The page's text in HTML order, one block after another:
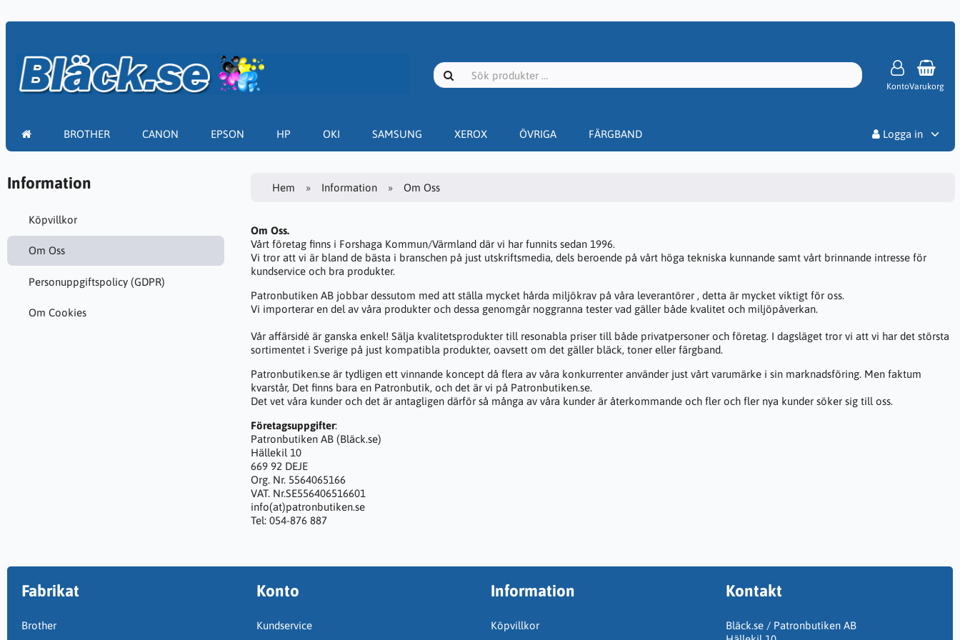
KontoVarukorg
BROTHER CANON EPSON HP OKI SAMSUNG XEROX ÖVRIGA FÄRGBAND
Logga in
Information
Köpvillkor
Om Oss
Personuppgiftspolicy (GDPR)
Om Cookies
Hem Information Om Oss
Om Oss.
Vårt företag finns i Forshaga Kommun/Värmland där vi har funnits sedan 1996.
Vi tror att vi är bland de bästa i branschen på just utskriftsmedia, dels beroende på vårt höga tekniska kunnande samt vårt brinnande intresse för
kundservice och bra produkter.
Patronbutiken AB jobbar dessutom med att ställa mycket hårda miljökrav på våra leverantörer , detta är mycket viktigt för oss.
Vi importerar en del av våra produkter och dessa genomgår noggranna tester vad gäller både kvalitet och miljöpåverkan.
Vår affärsidé är ganska enkel! Sälja kvalitetsprodukter till resonabla priser till både privatpersoner och företag. I dagsläget tror vi att vi har det största
sortimentet i Sverige på just kompatibla produkter, oavsett om det gäller bläck, toner eller färgband.
Patronbutiken.se är tydligen ett vinnande koncept då flera av våra konkurrenter använder just vårt varumärke i sin marknadsföring. Men faktum
kvarstår, Det finns bara en Patronbutik, och det är vi på Patronbutiken.se.
Det vet våra kunder och det är antagligen därför så många av våra kunder är återkommande och fler och fler nya kunder söker sig till oss.
Företagsuppgifter:
Patronbutiken AB (Bläck.se)
Hällekil 10
669 92 DEJE
Org. Nr. 5564065166
VAT. Nr.SE556406516601
info(at)patronbutiken.se
Tel: 054-876 887
Fabrikat
Brother
Konto
Kundservice
Information
Köpvillkor
Kontakt
Bläck.se / Patronbutiken AB